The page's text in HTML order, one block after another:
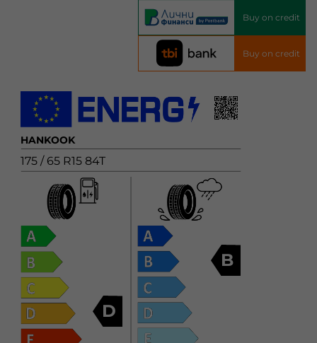
Buy on credit
Buy on credit
HANKOOK
175 / 65 R15 84T
D
B